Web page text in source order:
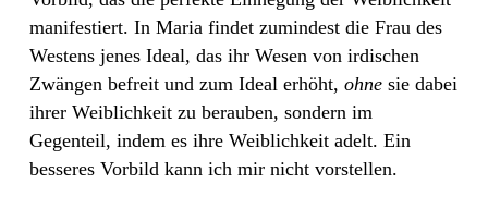
manifestiert. In Maria findet zumindest die Frau des
Westens jenes Ideal, das ihr Wesen von irdischen
Zwängen befreit und zum Ideal erhöht, ohne sie dabei
ihrer Weiblichkeit zu berauben, sondern im
Gegenteil, indem es ihre Weiblichkeit adelt. Ein
besseres Vorbild kann ich mir nicht vorstellen.